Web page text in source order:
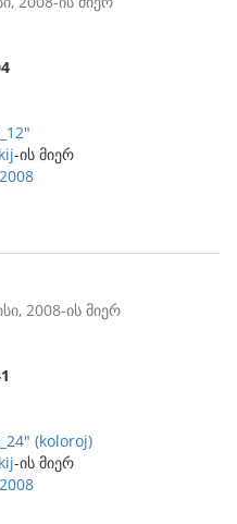
-ის მიერ
2008-ის მიერ
(koloroj)
-ის მიერ